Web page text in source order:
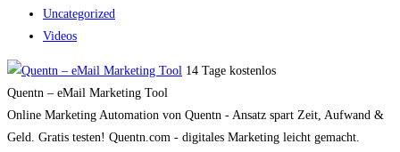
Uncategorized
Videos
14 Tage kostenlos
Quentn – eMail Marketing Tool
Online Marketing Automation von Quentn - Ansatz spart Zeit, Aufwand &
Geld. Gratis testen! Quentn.com - digitales Marketing leicht gemacht.